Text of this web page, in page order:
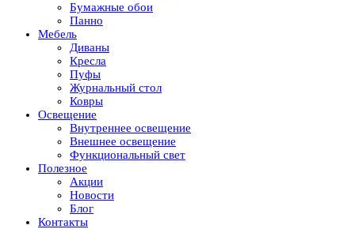
Бумажные обои
Панно
Мебель
Диваны
Кресла
Пуфы
Журнальный стол
Ковры
Освещение
Внутреннее освещение
Внешнее освещение
Функциональный свет
Полезное
Акции
Новости
Блог
Контакты